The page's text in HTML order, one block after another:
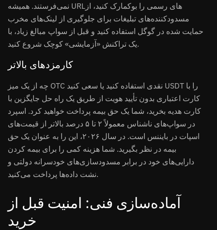
نمی‌فرستند. همیشه URLهای رسمی را بوکمارک کنید، از
مسدودکننده‌های تبلیغات برای جلوگیری از لینک‌های مخرب
حمایت شده در گوگل استفاده کنید و قبل از سواپ مبالغ زیاد، با
یک تراکنش «آزمایشی» کوچک شروع کنید.
کارمزدهای بالاتر
چه از یک میز OTC نقدی استفاده کنید یا سعی کنید USDT را با
کارت اعتباری بدون تأیید هویت از طریق یک راه حل جایگزین با
کارت هدیه بخرید، شما یک حق بیمه پرداخت خواهید کرد. اسپرد
در سواپ‌های ناشناس معمولاً ۲ تا ۵ درصد بالاتر از قیمت‌های
اسپات در بایننس است. در سال ۲۰۲۶، این را به عنوان یک حق
بیمه در نظر بگیرید. شما هزینه کمی را برای بیمه کردن
دارایی‌های خود در برابر مسدودسازی‌های خودسرانه دولتی و
نشت داده‌ها پرداخت می‌کنید.
آماده‌سازی فنی: امنیت قبل از
خرید